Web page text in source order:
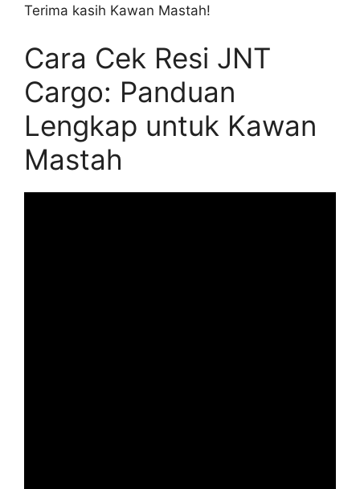
Terima kasih Kawan Mastah!
Cara Cek Resi JNT
Cargo: Panduan
Lengkap untuk Kawan
Mastah